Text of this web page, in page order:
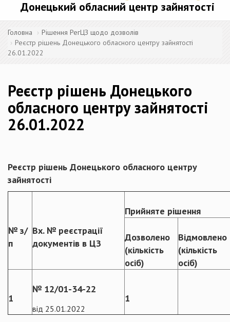
Донецький обласний центр зайнятості
Головна
Рішення РегЦЗ щодо дозволів
Реєстр рішень Донецького обласного центру зайнятості
26.01.2022
Реєстр рішень Донецького
обласного центру зайнятості
26.01.2022
Реєстр рішень Донецького обласного центру
зайнятості
№ з/
п
Вх. № реєстрації
документів в ЦЗ
Прийняте рішення
Дозволено
(кількість
осіб)
Відмовлено
(кількість
осіб)
1
№ 12/01-34-22
від 25.01.2022
1